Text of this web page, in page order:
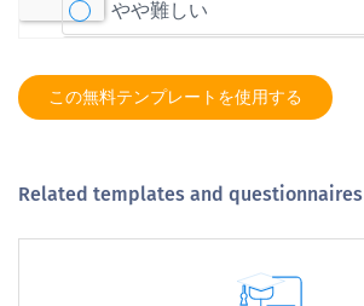
この無料テンプレートを使用する
Related templates and questionnaires